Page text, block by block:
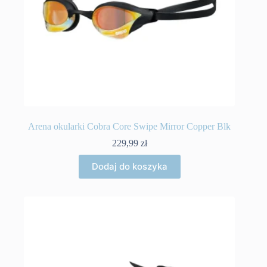
Arena okularki Cobra Core Swipe Mirror Copper Blk
229,99 zł
Dodaj do koszyka